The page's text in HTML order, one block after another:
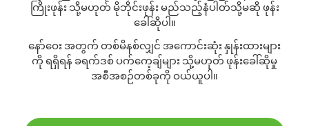
ကြိုးဖုန်း သို့မဟုတ် မိုဘိုင်းဖုန်း မည်သည့်နံပါတ်သို့မဆို ဖုန်း
ခေါ်ဆိုပါ။
နော်ဝေး အတွက် တစ်မိနစ်လျှင် အကောင်းဆုံး နှုန်းထားများ
ကို ရရှိရန် ခရက်ဒစ် ပက်ကေ့ချ်များ သို့မဟုတ် ဖုန်းခေါ်ဆိုမှု
အစီအစဉ်တစ်ခုကို ဝယ်ယူပါ။